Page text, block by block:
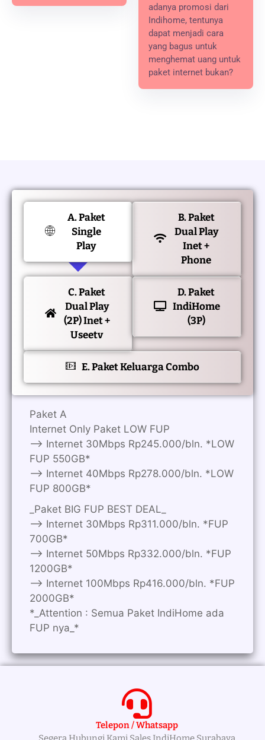
adanya promosi dari
Indihome, tentunya
dapat menjadi cara
yang bagus untuk
menghemat uang untuk
paket internet bukan?
A. Paket
Single
Play
B. Paket
Dual Play
Inet +
Phone
C. Paket
Dual Play
(2P) Inet +
Useetv
D. Paket
IndiHome
(3P)
E. Paket Keluarga Combo
Paket A
Internet Only Paket LOW FUP
—> Internet 30Mbps Rp245.000/bln. *LOW
FUP 550GB*
—> Internet 40Mbps Rp278.000/bln. *LOW
FUP 800GB*
_Paket BIG FUP BEST DEAL_
—> Internet 30Mbps Rp311.000/bln. *FUP
700GB*
—> Internet 50Mbps Rp332.000/bln. *FUP
1200GB*
—> Internet 100Mbps Rp416.000/bln. *FUP
2000GB*
*_Attention : Semua Paket IndiHome ada
FUP nya_*
Telepon / Whatsapp